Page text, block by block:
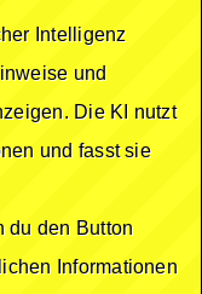
Intelligenz
und
Die KI nutzt
und fasst sie
du den Button
Informationen